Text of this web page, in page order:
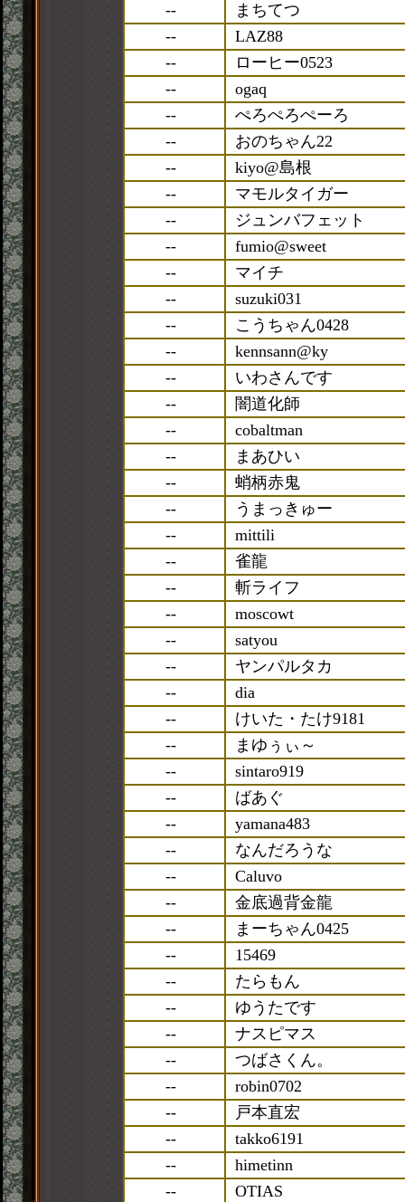
--
まちてつ
--
LAZ88
--
ローヒー0523
--
ogaq
--
ぺろぺろぺーろ
--
おのちゃん22
--
kiyo@島根
--
マモルタイガー
--
ジュンバフェット
--
fumio@sweet
--
マイチ
--
suzuki031
--
こうちゃん0428
--
kennsann@ky
--
いわさんです
--
闇道化師
--
cobaltman
--
まあひい
--
蛸柄赤鬼
--
うまっきゅー
--
mittili
--
雀龍
--
斬ライフ
--
moscowt
--
satyou
--
ヤンパルタカ
--
dia
--
けいた・たけ9181
--
まゆぅぃ～
--
sintaro919
--
ばあぐ
--
yamana483
--
なんだろうな
--
Caluvo
--
金底過背金龍
--
まーちゃん0425
--
15469
--
たらもん
--
ゆうたです
--
ナスピマス
--
つばさくん。
--
robin0702
--
戸本直宏
--
takko6191
--
himetinn
--
OTIAS